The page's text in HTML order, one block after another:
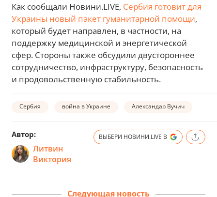
Как сообщали Новини.LIVE, Сербия готовит для
Украины новый пакет гуманитарной помощи,
который будет направлен, в частности, на
поддержку медицинской и энергетической
сфер. Стороны также обсудили двустороннее
сотрудничество, инфраструктуру, безопасность
и продовольственную стабильность.
Сербия война в Украине Александар Вучич
Автор:
Литвин
Виктория
ВЫБЕРИ НОВИНИ.LIVE В
Следующая новость